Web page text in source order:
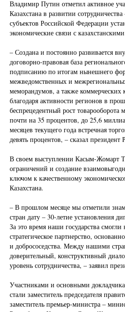
Владимир Путин отметил активное
Казахстана в развитии
субъектов Российской Федерации
экономические связи с
– Создана и постоянно развивается
договорно-правовая база
подписанию по итогам нынешнего
межведомственных и
меморандумов, а также коммерческих
благодаря активности регионов в
беспрецедентный рост
почти на 35 процентов, до 25,6
месяцев текущего года встречная
девять процентов, – сказал президент
В своем выступлении Касым-Жомарт
ограничений и создание
ключом к качественному
Казахстана.
– В прошлом месяце мы отметили
стран дату – 30-летие установления
За это время наши государства
стратегическое партнерство,
и добрососедства. Между нашими
доверительный, конструктивный
уровень сотрудничества, – заявил
Участниками и основными
стали заместитель председателя
заместитель премьер-министра –